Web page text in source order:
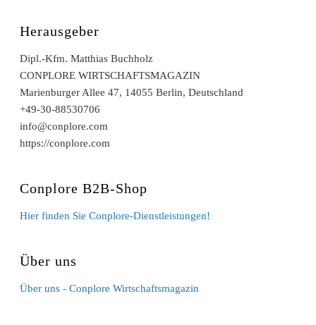
Herausgeber
Dipl.-Kfm. Matthias Buchholz
CONPLORE WIRTSCHAFTSMAGAZIN
Marienburger Allee 47, 14055 Berlin, Deutschland
+49-30-88530706
info@conplore.com
https://conplore.com
Conplore B2B-Shop
Hier finden Sie Conplore-Dienstleistungen!
Über uns
Über uns - Conplore Wirtschaftsmagazin